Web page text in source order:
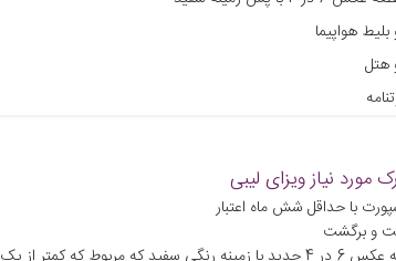
بلیط هواپیما
هتل
فردی
ملی و شناسنامه
مورد نیاز ویزای لیبی
با حداقل شش ماه اعتبار
و برگشت